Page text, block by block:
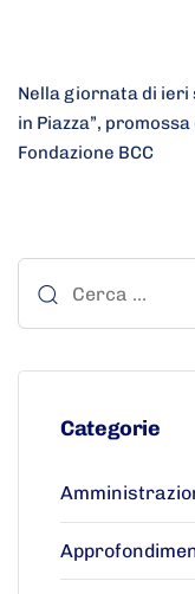
Nella giornata di ieri
in Piazza”,
Fondazione BCC
Categorie